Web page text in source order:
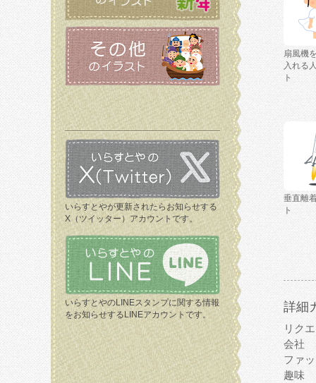
いらすとやが更新されたらお知らせする
X（ツイッター）アカウントです。
いらすとやのLINEスタンプに関する情報
をお知らせするLINEアカウントです。
扇風機
入れる
ト
垂直離
ト
詳細
リク
会社
ファ
趣味